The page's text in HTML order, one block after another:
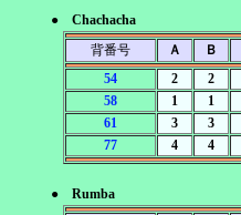
● Chachacha
背番号
Ａ Ｂ
54
2 2
58
1 1
61
3 3
77
4 4
● Rumba